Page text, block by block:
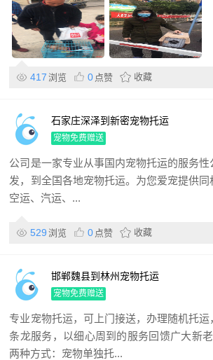
417 浏览 0 点赞 收藏
石家庄深泽到新密宠物托运
宠物免费赠送
公司是一家专业从事国内宠物托运的服务性
发，到全国各地宠物托运。为您爱宠提供
空运、汽运、...
529 浏览 0 点赞 收藏
邯郸魏县到林州宠物托运
宠物免费赠送
专业宠物托运，可上门接送，办理随机托
条龙服务，以细心周到的服务回馈广大新
两种方式：宠物单独托...